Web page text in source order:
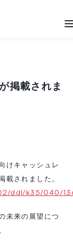
掲載されま
けキャッシュレ
載されました。
ddl/k35/040/
未来の展望につ